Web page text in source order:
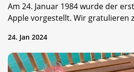
Am 24. Januar 1984 wurde der
Apple vorgestellt. Wir gratulieren
24. Jan 2024